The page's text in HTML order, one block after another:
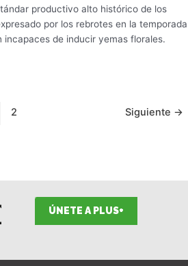
productivo alto histórico de los
por los rebrotes en la temporada
incapaces de inducir yemas florales.
2 Siguiente →
ÚNETE A PLUS+